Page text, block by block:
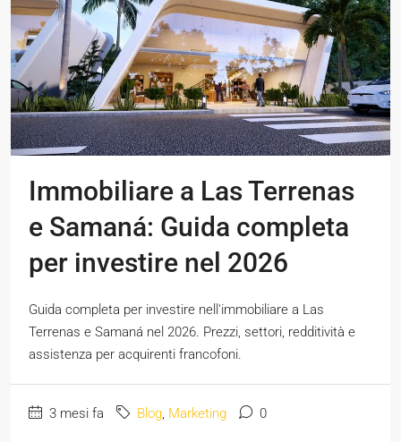
Immobiliare a Las Terrenas
e Samaná: Guida completa
per investire nel 2026
Guida completa per investire nell'immobiliare a Las
Terrenas e Samaná nel 2026. Prezzi, settori, redditività e
assistenza per acquirenti francofoni.
3 mesi fa Blog, Marketing 0